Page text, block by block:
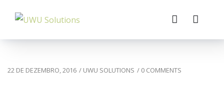
22 DE DEZEMBRO, 2016 / UWU SOLUTIONS / 0 COMMENTS